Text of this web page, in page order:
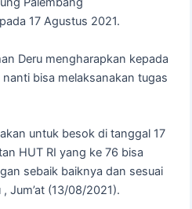
17 Agustus 2021.
Deru mengharapkan kepada
bisa melaksanakan tugas
untuk besok di tanggal 17
HUT RI yang ke 76 bisa
sebaik baiknya dan sesuai
Jum’at (13/08/2021).